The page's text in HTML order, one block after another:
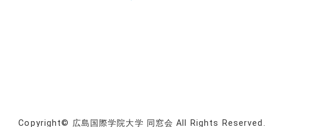
Copyright© 広島国際学院大学 同窓会 All Rights Reserved.